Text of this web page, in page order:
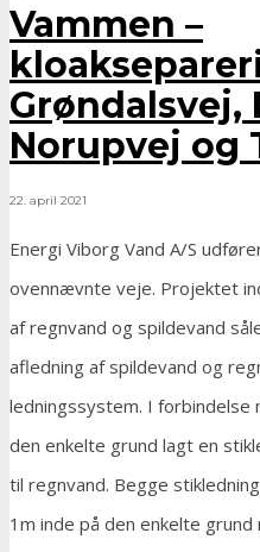
Vammen –
Grøndalsvej,
Norupvej og
22. april 2021
Energi Viborg Vand A/S
ovennævnte veje. Projektet
af regnvand og spildevand
afledning af spildevand og
ledningssystem. I
den enkelte grund lagt en
til regnvand. Begge
1m inde på den enkelte grund